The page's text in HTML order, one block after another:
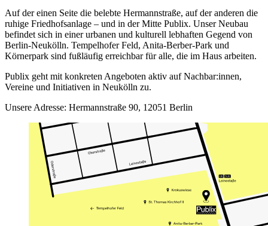
Auf der einen Seite die belebte Hermannstraße, auf der anderen die
ruhige Friedhofsanlage – und in der Mitte Publix. Unser Neubau
befindet sich in einer urbanen und kulturell lebhaften Gegend von
Berlin-Neukölln. Tempelhofer Feld, Anita-Berber-Park und
Körnerpark sind fußläufig erreichbar für alle, die im Haus arbeiten.
Publix geht mit konkreten Angeboten aktiv auf Nachbar:innen,
Vereine und Initiativen in Neukölln zu.
Unsere Adresse: Hermannstraße 90, 12051 Berlin